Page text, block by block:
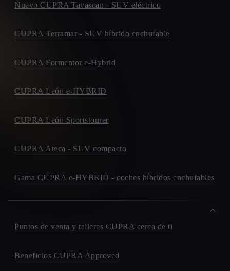
Nuevo CUPRA Tavascan - SUV eléctrico
CUPRA Terramar - SUV híbrido enchufable
CUPRA Formentor e-Hybrid
CUPRA León e-HYBRID
CUPRA León Sportstourer
CUPRA Ateca - SUV compacto
Gama CUPRA e-HYBRID - coches híbridos enchufables
Puntos de venta y talleres CUPRA cerca de ti
Beneficios CUPRA Approved